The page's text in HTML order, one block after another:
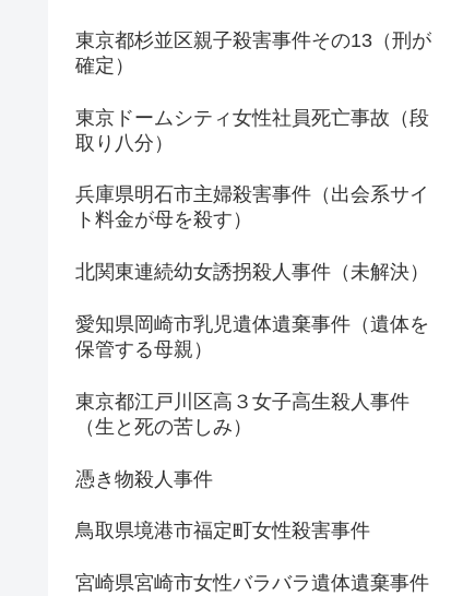
東京都杉並区親子殺害事件その13（刑が
確定）
東京ドームシティ女性社員死亡事故（段
取り八分）
兵庫県明石市主婦殺害事件（出会系サイ
ト料金が母を殺す）
北関東連続幼女誘拐殺人事件（未解決）
愛知県岡崎市乳児遺体遺棄事件（遺体を
保管する母親）
東京都江戸川区高３女子高生殺人事件
（生と死の苦しみ）
憑き物殺人事件
鳥取県境港市福定町女性殺害事件
宮崎県宮崎市女性バラバラ遺体遺棄事件